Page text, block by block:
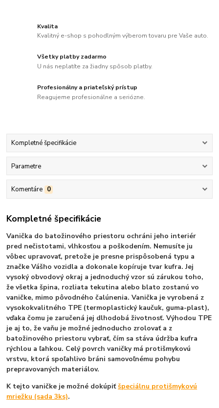
Kvalita
Kvalitný e-shop s pohodlným výberom tovaru pre Vaše auto.
Všetky platby zadarmo
U nás neplatíte za žiadny spôsob platby.
Profesionálny a priateľský prístup
Reagujeme profesionálne a seriózne.
Kompletné špecifikácie
Parametre
Komentáre 0
Kompletné špecifikácie
Vanička do batožinového priestoru ochráni jeho interiér
pred nečistotami, vlhkosťou a poškodením. Nemusíte ju
vôbec upravovať, pretože je presne prispôsobená typu a
značke Vášho vozidla a dokonale kopíruje tvar kufra. Jej
vysoký obvodový okraj a jednoduchý vzor sú zárukou toho,
že všetka špina, rozliata tekutina alebo blato zostanú vo
vaničke, mimo pôvodného čalúnenia. Vanička je vyrobená z
vysokokvalitného TPE (termoplastický kaučuk, guma-plast),
vďaka čomu je zaručená jej dlhodobá životnosť. Výhodou TPE
je aj to, že vaňu je možné jednoducho zrolovať a z
batožinového priestoru vybrať, čím sa stáva údržba kufra
rýchlou a ľahkou. Celý povrch vaničky má protišmykovú
vrstvu, ktorá spoľahlivo bráni samovoľnému pohybu
prepravovaných materiálov.
K tejto vaničke je možné dokúpiťšpeciálnu protišmykovú
mriežku (sada 3ks).